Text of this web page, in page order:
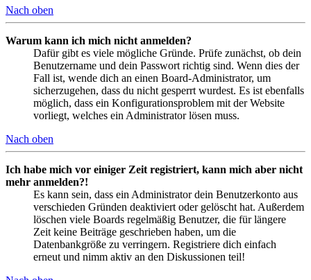
Nach oben
Warum kann ich mich nicht anmelden?
Dafür gibt es viele mögliche Gründe. Prüfe zunächst, ob dein
Benutzername und dein Passwort richtig sind. Wenn dies der
Fall ist, wende dich an einen Board-Administrator, um
sicherzugehen, dass du nicht gesperrt wurdest. Es ist ebenfalls
möglich, dass ein Konfigurationsproblem mit der Website
vorliegt, welches ein Administrator lösen muss.
Nach oben
Ich habe mich vor einiger Zeit registriert, kann mich aber nicht
mehr anmelden?!
Es kann sein, dass ein Administrator dein Benutzerkonto aus
verschieden Gründen deaktiviert oder gelöscht hat. Außerdem
löschen viele Boards regelmäßig Benutzer, die für längere
Zeit keine Beiträge geschrieben haben, um die
Datenbankgröße zu verringern. Registriere dich einfach
erneut und nimm aktiv an den Diskussionen teil!